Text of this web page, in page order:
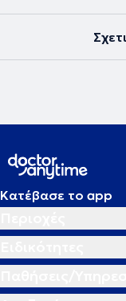
Κατέβασε το app